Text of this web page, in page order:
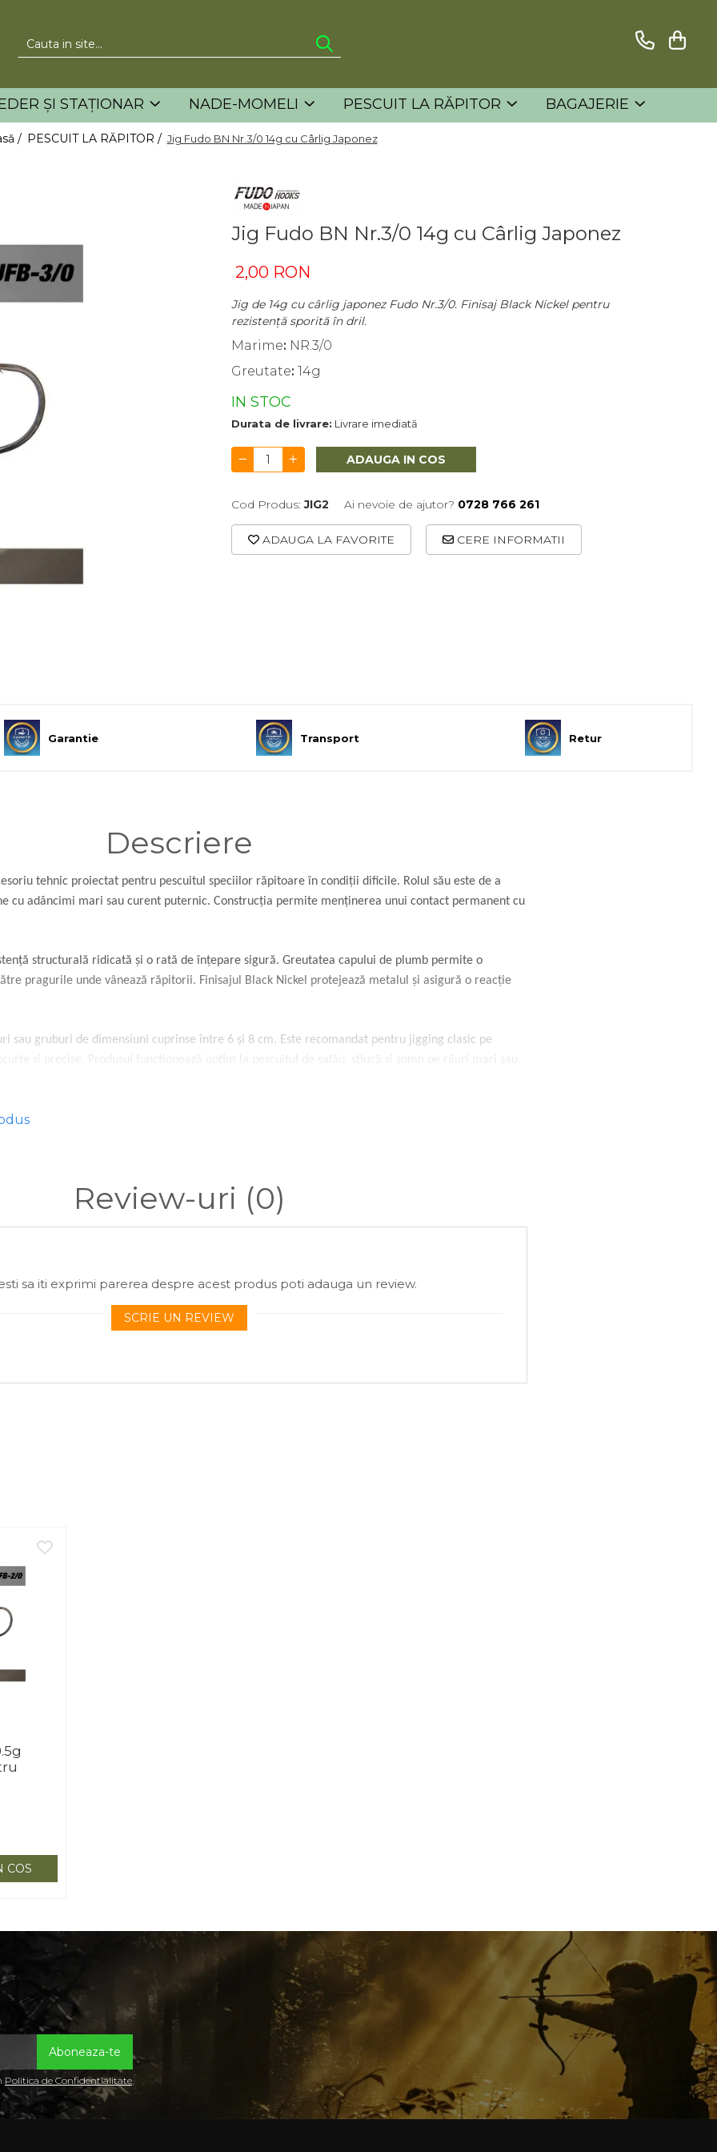
ȘI STAȚIONAR NADE-MOMELI PESCUIT LA RĂPITOR BAGAJERIE
/ PESCUIT LA RĂPITOR / Jig Fudo BN Nr.3/0 14g cu Cârlig Japonez
Jig Fudo BN Nr.3/0 14g cu Cârlig Japonez
2,00 RON
Jig de 14g cu cârlig japonez Fudo Nr.3/0. Finisaj Black Nickel pentru
rezistență sporită în dril.
Marime: NR.3/0
Greutate: 14g
IN STOC
Durata de livrare: Livrare imediată
ADAUGA IN COS
Cod Produs: JIG2 Ai nevoie de ajutor? 0728 766 261
ADAUGA LA FAVORITE CERE INFORMATII
Garantie Transport Retur
Descriere
tehnic proiectat pentru pescuitul speciilor răpitoare în condiții dificile. Rolul său este de a
cu adâncimi mari sau curent puternic. Construcția permite menținerea unui contact permanent cu
structurală ridicată și o rată de înțepare sigură. Greutatea capului de plumb permite o
pragurile unde vânează răpitorii. Finisajul Black Nickel protejează metalul și asigură o reacție
sau gruburi de dimensiuni cuprinse între 6 și 8 cm. Este recomandat pentru jigging clasic pe
la răpitori pe praguri adânci unde controlul precis al greutății este esențial.
Review-uri (0)
sa iti exprimi parerea despre acest produs poti adauga un review.
SCRIE UN REVIEW
COS
Politica de Confidentialitate